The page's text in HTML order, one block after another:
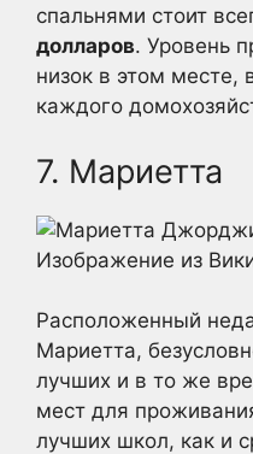
спальнями стоит
долларов. Уровень
низок в этом месте,
каждого
7. Мариетта
Изображение из
Расположенный
Мариетта,
лучших и в то же
мест для
лучших школ, как и